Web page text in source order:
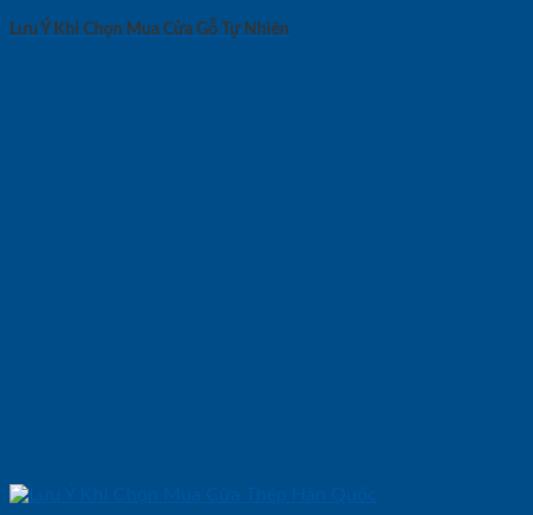
Lưu Ý Khi Chọn Mua Cửa Gỗ Tự Nhiên